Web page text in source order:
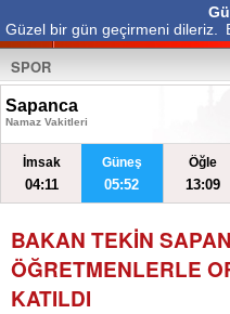
Güzel bir gün geçirmeni dileriz.
SPOR
Sapanca
Namaz Vakitleri
İmsak
04:11
Güneş
05:52
Öğle
13:09
BAKAN TEKİN
ÖĞRETMENLERLE
KATILDI